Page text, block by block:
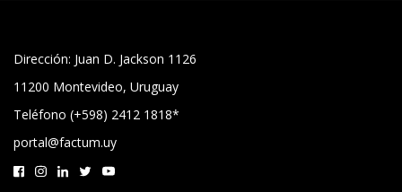
Dirección: Juan D. Jackson 1126
11200 Montevideo, Uruguay
Teléfono (+598) 2412 1818*
portal@factum.uy